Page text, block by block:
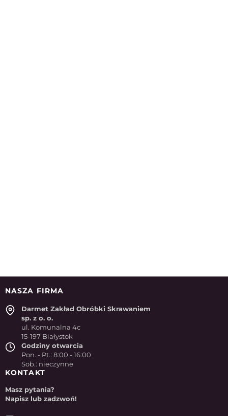
NASZA FIRMA
Darmet Zakład Obróbki Skrawaniem
sp. z o. o.
ul. Komunalna 4c
15-197 Białystok
Godziny otwarcia
Pon. - Pt.: 8:00 - 16:00
Sob.: nieczynne
KONTAKT
Masz pytania?
Napisz lub zadzwoń!